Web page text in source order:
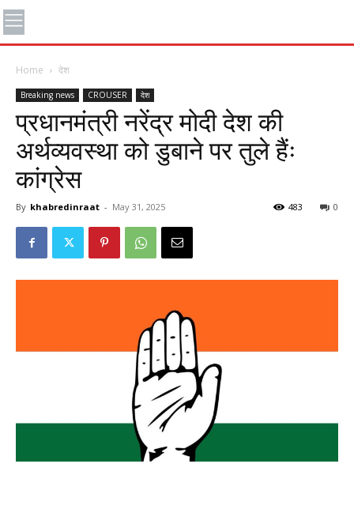
Home देश
Breaking news CROUSER देश
प्रधानमंत्री नरेंद्र मोदी देश की
अर्थव्यवस्था को डुबाने पर तुले हैंः
कांग्रेस
By khabredinraat - May 31, 2025 0
483